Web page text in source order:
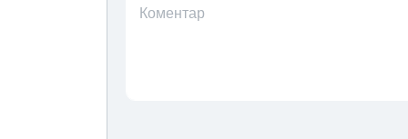
Коментар